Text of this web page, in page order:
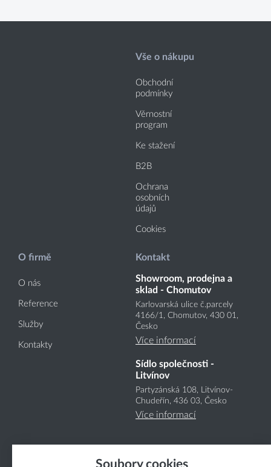
Vše o nákupu
Obchodní
podmínky
Věrnostní
program
Ke stažení
B2B
Ochrana
osobních
údajů
Cookies
O firmě
O nás
Reference
Služby
Kontakty
Kontakt
Showroom, prodejna a
sklad - Chomutov
Karlovarská ulice č.parcely
4166/1, Chomutov, 430 01,
Česko
Více informací
Sídlo společnosti -
Litvínov
Partyzánská 108, Litvínov-
Chudeřín, 436 03, Česko
Více informací
Soubory cookies